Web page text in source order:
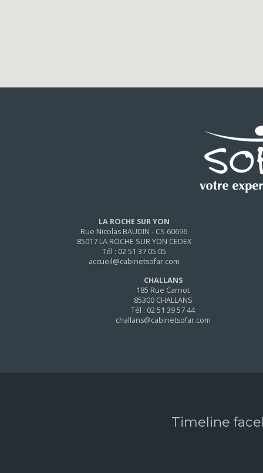
LA ROCHE SUR YON
Rue Nicolas BAUDIN - CS 60696
85017 LA ROCHE SUR YON CEDEX
Tél : 02 51 37 05 05
accueil@cabinetsofar.com
CHALLANS
185 Rue Carnot
85300 CHALLANS
Tél : 02 51 39 57 44
challans@cabinetsofar.com
Timeline